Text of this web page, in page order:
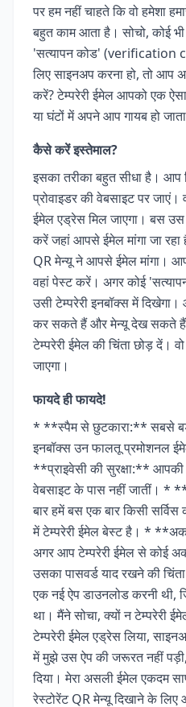
पर हम नहीं चाहते कि वो हमेशा
बहुत काम आता है। सोचो, कोई
'सत्यापन कोड' (verification
लिए साइनअप करना हो, तो आप
करें? टेम्परेरी ईमेल आपको एक
या घंटों में अपने आप गायब हो
कैसे करें इस्तेमाल?
इसका तरीका बहुत सीधा है। आप
प्रोवाइडर की वेबसाइट पर
ईमेल एड्रेस मिल जाएगा। बस
करें जहां आपसे ईमेल मांगा जा रहा
QR मेन्यू ने आपसे ईमेल मांगा।
वहां पेस्ट करें। अगर कोई
उसी टेम्परेरी इनबॉक्स में
कर सकते हैं और मेन्यू देख सकते
टेम्परेरी ईमेल की चिंता छोड़ दें।
जाएगा।
फायदे ही फायदे!
* **स्पैम से छुटकारा:** सबसे
इनबॉक्स उन फालतू प्रमोशनल
**प्राइवेसी की सुरक्षा:**
वेबसाइट के पास नहीं जातीं। *
बार हमें बस एक बार किसी
में टेम्परेरी ईमेल बेस्ट है। *
अगर आप टेम्परेरी ईमेल से कोई
उसका पासवर्ड याद रखने की
एक नई ऐप डाउनलोड करनी थी,
था। मैंने सोचा, क्यों न टेम्परेरी
टेम्परेरी ईमेल एड्रेस लिया,
में मुझे उस ऐप की जरूरत नहीं
दिया। मेरा असली ईमेल एकदम
रेस्टोरेंट QR मेन्यू दिखाने के